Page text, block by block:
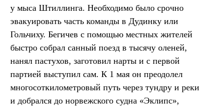
у мыса Штиллинга. Необходимо было срочно
эвакуировать часть команды в Дудинку или
Гольчиху. Бегичев с помощью местных жителей
быстро собрал санный поезд в тысячу оленей,
нанял пастухов, заготовил нарты и с первой
партией выступил сам. К 1 мая он преодолел
многосоткилометровый путь через тундру и реки
и добрался до норвежского судна «Эклипс»,